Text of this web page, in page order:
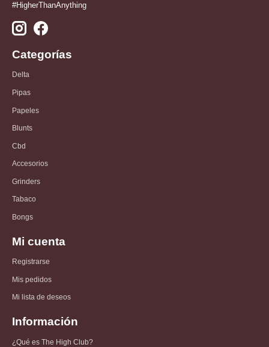
#HigherThanAnything
Categorías
Delta
Pipas
Papeles
Blunts
Cbd
Accesorios
Grinders
Tabaco
Bongs
Mi cuenta
Registrarse
Mis pedidos
Mi lista de deseos
Información
¿Qué es The High Club?